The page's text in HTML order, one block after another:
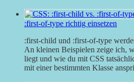
:first-of-type richtig einsetzen
:first-child und :first-of-type
An kleinen Beispielen zeige ich,
liegt und wie du mit CSS
mit einer bestimmten Klasse